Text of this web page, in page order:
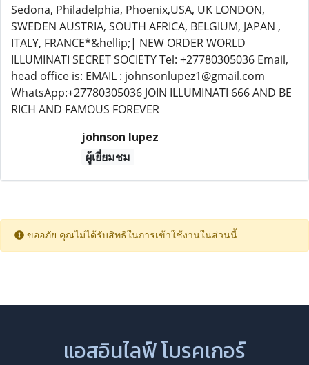
Sedona, Philadelphia, Phoenix,USA, UK LONDON,
SWEDEN AUSTRIA, SOUTH AFRICA, BELGIUM, JAPAN ,
ITALY, FRANCE*&hellip;| NEW ORDER WORLD
ILLUMINATI SECRET SOCIETY Tel: +27780305036 Email,
head office is: EMAIL : johnsonlupez1@gmail.com
WhatsApp:+27780305036 JOIN ILLUMINATI 666 AND BE
RICH AND FAMOUS FOREVER
johnson lupez
ผู้เยี่ยมชม
ขออภัย คุณไม่ได้รับสิทธิในการเข้าใช้งานในส่วนนี้
แอสอินไลฟ์ โบรคเกอร์